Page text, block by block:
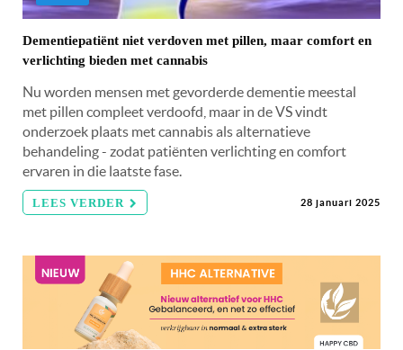
Dementiepatiënt niet verdoven met pillen, maar comfort en
verlichting bieden met cannabis
Nu worden mensen met gevorderde dementie meestal
met pillen compleet verdoofd, maar in de VS vindt
onderzoek plaats met cannabis als alternatieve
behandeling - zodat patiënten verlichting en comfort
ervaren in die laatste fase.
LEES VERDER 28 januari 2025